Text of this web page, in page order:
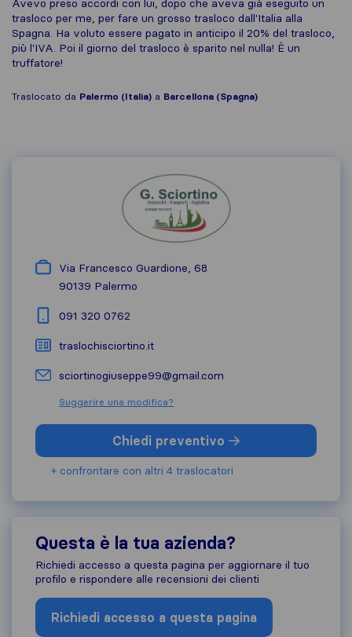
Avevo preso accordi con lui, dopo che aveva già eseguito un
trasloco per me, per fare un grosso trasloco dall'Italia alla
Spagna. Ha voluto essere pagato in anticipo il 20% del trasloco,
più l'IVA. Poi il giorno del trasloco è sparito nel nulla! È un
truffatore!
Traslocato da Palermo (Italia) a Barcellona (Spagna)
Via Francesco Guardione, 68
90139 Palermo
091 320 0762
traslochisciortino.it
sciortinogiuseppe99@gmail.com
Suggerire una modifica?
Chiedi preventivo
+ confrontare con altri 4 traslocatori
Questa è la tua azienda?
Richiedi accesso a questa pagina per aggiornare il tuo
profilo e rispondere alle recensioni dei clienti
Richiedi accesso a questa pagina